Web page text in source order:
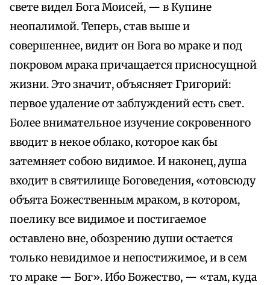
свете видел Бога Моисей, — в Купине
неопалимой. Теперь, став выше и
совершеннее, видит он Бога во мраке и под
покровом мрака причащается присносущной
жизни. Это значит, объясняет Григорий:
первое удаление от заблуждений есть свет.
Более внимательное изучение сокровенного
вводит в некое облако, которое как бы
затемняет собою видимое. И наконец, душа
входит в святилище Боговедения, «отовсюду
объята Божественным мраком, в котором,
поелику все видимое и постигаемое
оставлено вне, обозрению души остается
только невидимое и непостижимое, и в сем
то мраке — Бог». Ибо Божество, — «там, куда